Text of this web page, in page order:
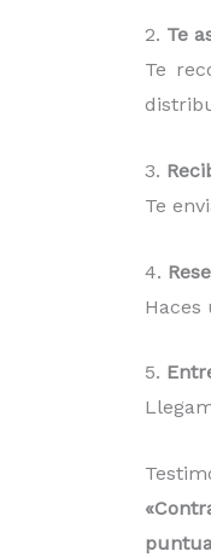
2. Te
Te
3.
Te
4.
Haces
5.